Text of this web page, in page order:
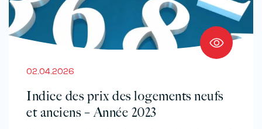
02.04.2026
Indice des prix des logements neufs
et anciens – Année 2023